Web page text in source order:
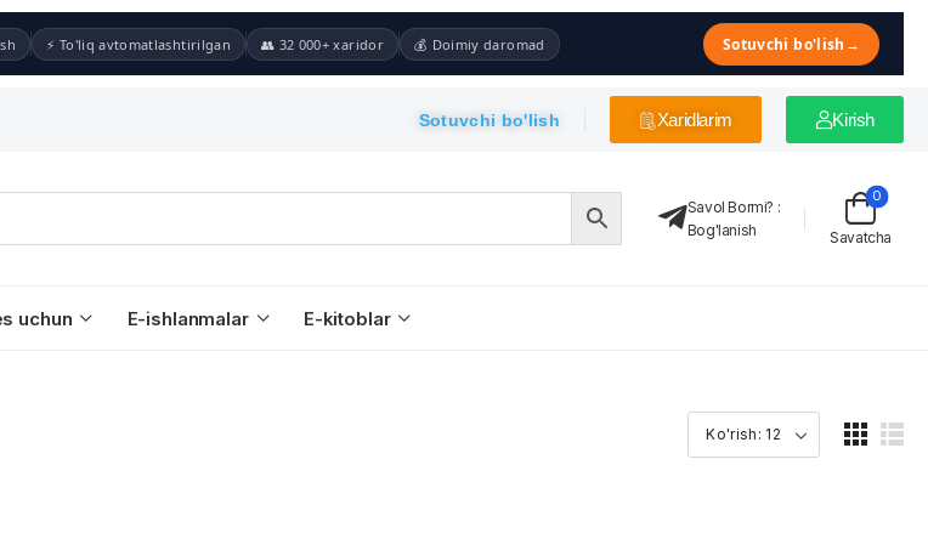
⚡ To'liq avtomatlashtirilgan 👥 32 000+ xaridor 💰 Doimiy daromad Sotuvchi bo'lish →
Sotuvchi bo'lish Xaridlarim Kirish
Savol Bormi? :
Bog'lanish
Savatcha
0
uchun E-ishlanmalar E-kitoblar